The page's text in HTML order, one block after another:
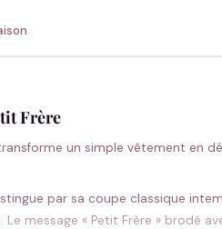
Frère
un simple vêtement en
par sa coupe classique
message « Petit Frère » brodé